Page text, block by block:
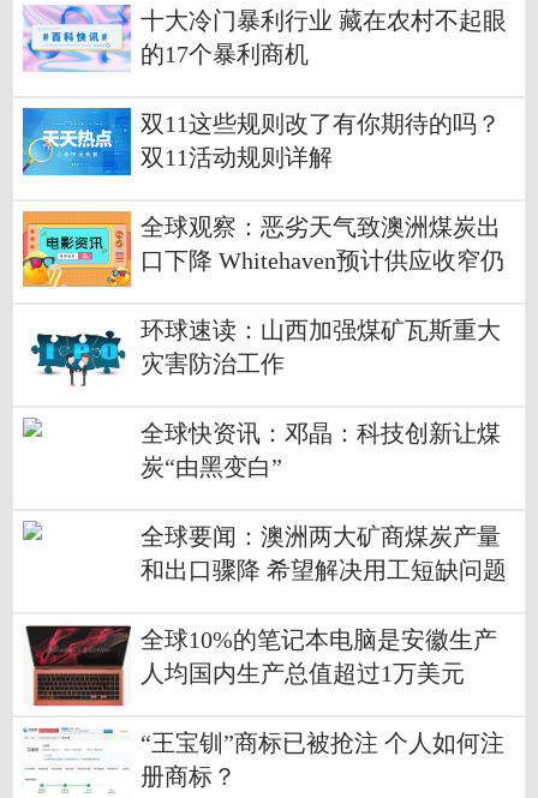
十大冷门暴利行业 藏在农村不起眼
的17个暴利商机
双11这些规则改了有你期待的吗？
双11活动规则详解
全球观察：恶劣天气致澳洲煤炭出
口下降 Whitehaven预计供应收窄仍
环球速读：山西加强煤矿瓦斯重大
灾害防治工作
全球快资讯：邓晶：科技创新让煤
炭“由黑变白”
全球要闻：澳洲两大矿商煤炭产量
和出口骤降 希望解决用工短缺问题
全球10%的笔记本电脑是安徽生产
人均国内生产总值超过1万美元
“王宝钏”商标已被抢注 个人如何注
册商标？